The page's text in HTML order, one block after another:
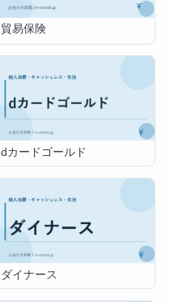
貿易保険
dカードゴールド
ダイナース